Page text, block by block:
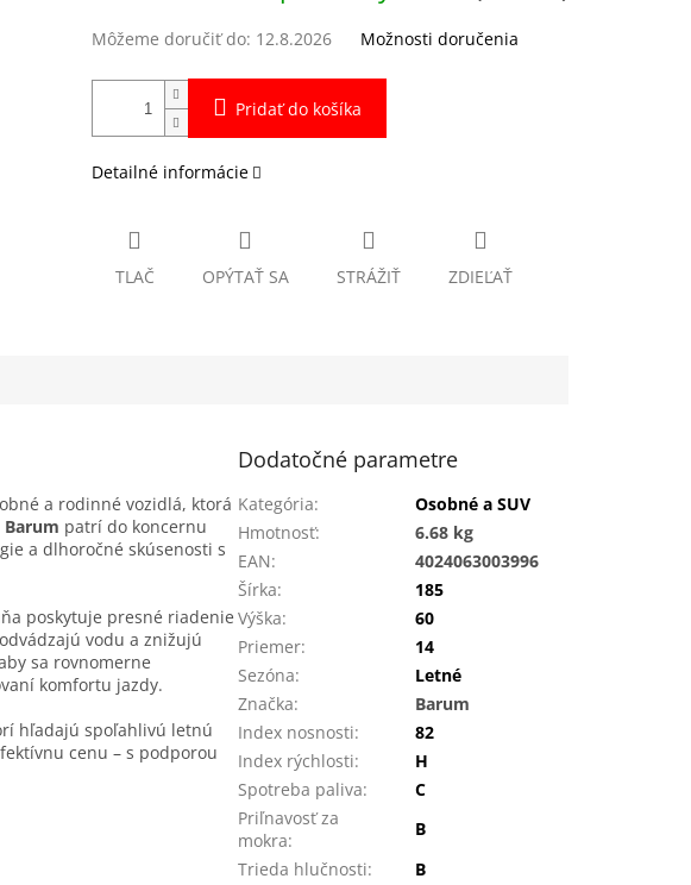
Môžeme doručiť do: 12.8.2026 Možnosti doručenia
Pridať do košíka
Detailné informácie
TLAČ OPÝTAŤ SA STRÁŽIŤ ZDIEĽAŤ
a rodinné vozidlá, ktorá
Barum patrí do koncernu
a dlhoročné skúsenosti s
poskytuje presné riadenie
vodu a znižujú
sa rovnomerne
komfortu jazdy.
hľadajú spoľahlivú letnú
cenu – s podporou
Dodatočné parametre
Kategória:
Osobné a SUV
Hmotnosť:
6.68 kg
EAN:
4024063003996
Šírka:
185
Výška:
60
Priemer:
14
Sezóna:
Letné
Značka:
Barum
Index nosnosti:
82
Index rýchlosti:
H
Spotreba paliva:
C
Priľnavosť za
mokra:
B
Trieda hlučnosti:
B